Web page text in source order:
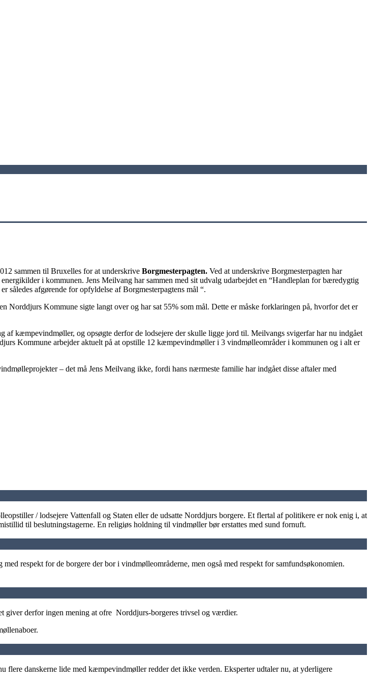
sammen til Bruxelles for at underskrive Borgmesterpagten. Ved at underskrive Borgmesterpagten har
i kommunen. Jens Meilvang har sammen med sit udvalg udarbejdet en “Handleplan for bæredygtig
således afgørende for opfyldelse af Borgmesterpagtens mål “.
Norddjurs Kommune sigte langt over og har sat 55% som mål. Dette er måske forklaringen på, hvorfor det er
kæmpevindmøller, og opsøgte derfor de lodsejere der skulle ligge jord til. Meilvangs svigerfar har nu indgået
Kommune arbejder aktuelt på at opstille 12 kæmpevindmøller i 3 vindmølleområder i kommunen og i alt er
– det må Jens Meilvang ikke, fordi hans nærmeste familie har indgået disse aftaler med
/ lodsejere Vattenfall og Staten eller de udsatte Norddjurs borgere. Et flertal af politikere er nok enig i, at
til beslutningstagerne. En religiøs holdning til vindmøller bør erstattes med sund fornuft.
respekt for de borgere der bor i vindmølleområderne, men også med respekt for samfundsøkonomien.
giver derfor ingen mening at ofre Norddjurs-borgeres trivsel og værdier.
danskerne lide med kæmpevindmøller redder det ikke verden. Eksperter udtaler nu, at yderligere